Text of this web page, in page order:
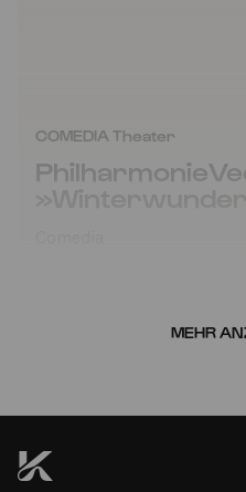
COMEDIA Theater
MEHR